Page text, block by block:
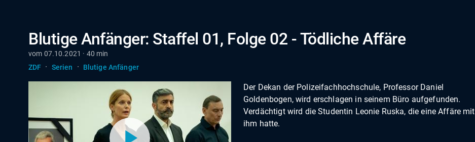
Blutige Anfänger: Staffel 01, Folge 02 - Tödliche Affäre
vom 07.10.2021 · 40 min
ZDF · Serien · Blutige Anfänger
Der Dekan der Polizeifachhochschule, Professor Daniel
Goldenbogen, wird erschlagen in seinem Büro aufgefunden.
Verdächtigt wird die Studentin Leonie Ruska, die eine Affäre mit
ihm hatte.